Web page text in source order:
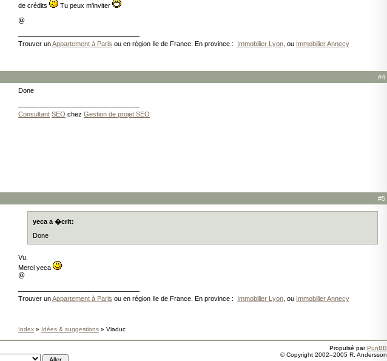
de crédits
Tu peux m'inviter
@
Trouver unAppartement à Paris ou en région Ile de France. En province : Immobilier Lyon , ou Immobilier Annecy
#4
Done
Consultant SEO chez Gestion de projet SEO
#5
yeca a �crit:
Done
Vu.
Merci yeca
@
Trouver unAppartement à Paris ou en région Ile de France. En province : Immobilier Lyon , ou Immobilier Annecy
Index » Idées & suggestions » Viaduc
Propulsé parPunBB
© Copyright 2002–2005 R. Andersson